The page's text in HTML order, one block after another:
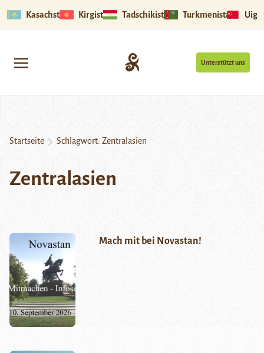
Kasachstan Kirgistan Tadschikistan Turkmenistan
Unterstützt uns
Startseite Schlagwort: Zentralasien
Zentralasien
Mach mit bei Novastan!